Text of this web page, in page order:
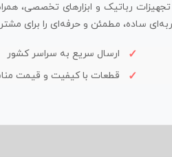
رباتیک و ابزارهای تخصصی،
ساده، مطمئن و حرفه‌ای را برای
ارسال سریع به سراسر کشور
قطعات با کیفیت و قیمت